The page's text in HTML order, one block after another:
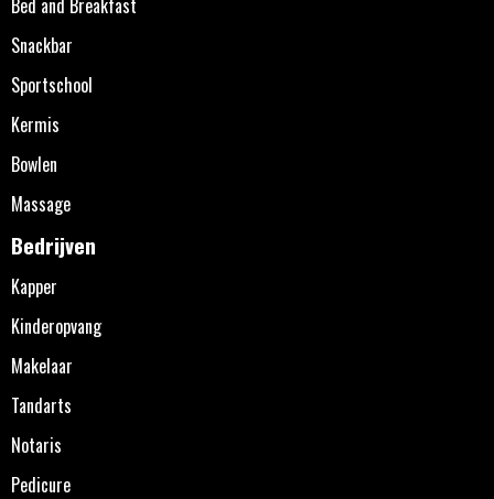
Bed and Breakfast
Snackbar
Sportschool
Kermis
Bowlen
Massage
Bedrijven
Kapper
Kinderopvang
Makelaar
Tandarts
Notaris
Pedicure